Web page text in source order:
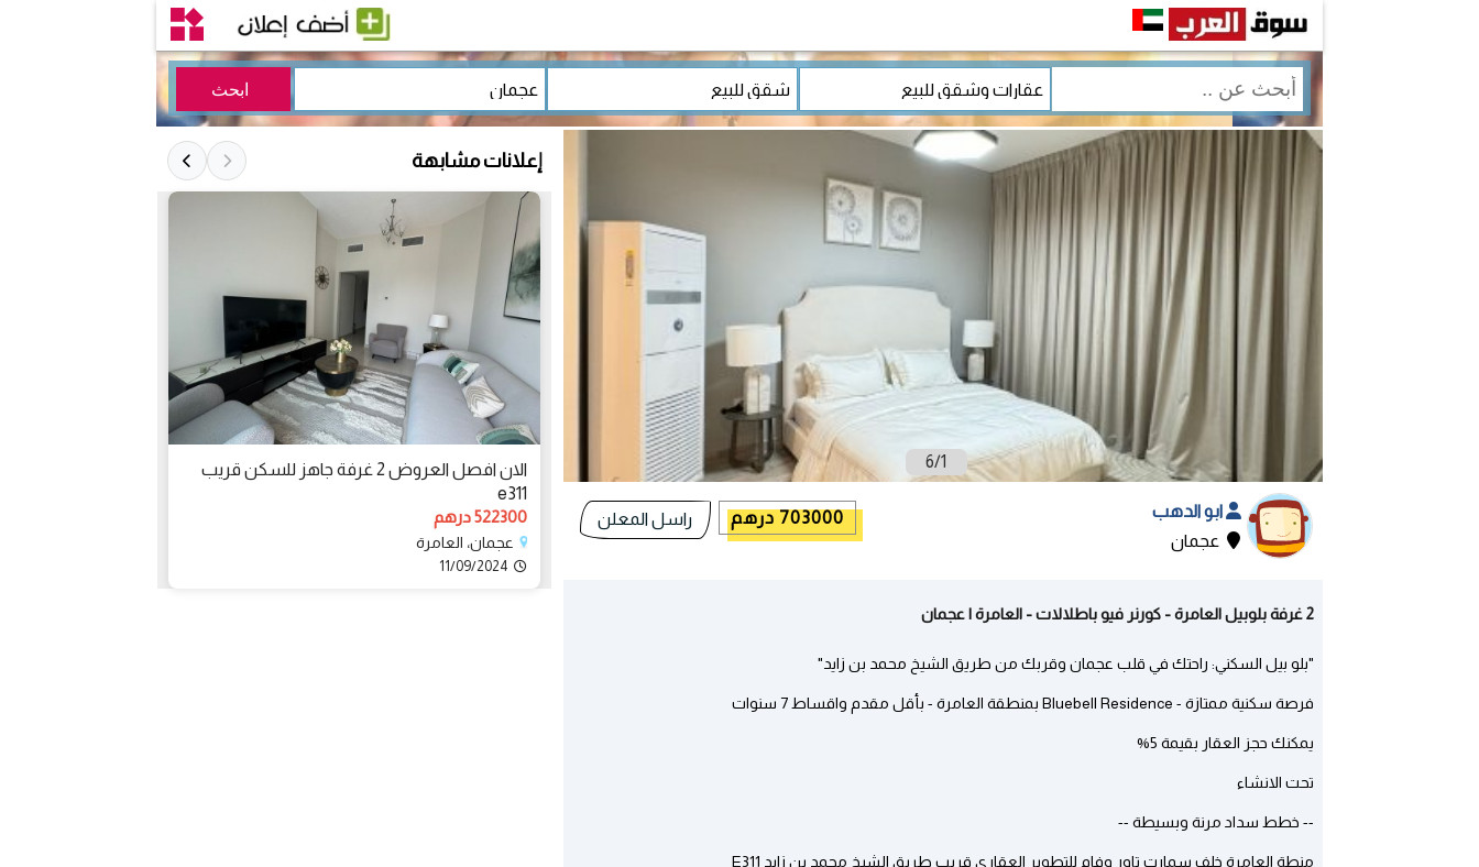
1
/
6
ابو الدهب
عجمان
703000 درهم راسل المعلن
2 غرفة بلوبيل العامرة - كورنر فيو باطلالات - العامرة | عجمان
"بلو بيل السكني: راحتك في قلب عجمان وقربك من طريق الشيخ محمد بن زايد"
فرصة سكنية ممتازة - Bluebell Residence بمنطقة العامرة - بأقل مقدم واقساط 7 سنوات
يمكنك حجز العقار بقيمة 5%
تحت الانشاء
-- خطط سداد مرنة وبسيطة --
منطة العامرة خلف سمارت تاور وفام للتطوير العقاري قريب طريق الشيخ محمد بن زايد E311
إعلانات مشابهة
الان افصل العروض 2 غرفة جاهز للسكن قريب
e311
522300 درهم
عجمان، العامرة
11/09/2024